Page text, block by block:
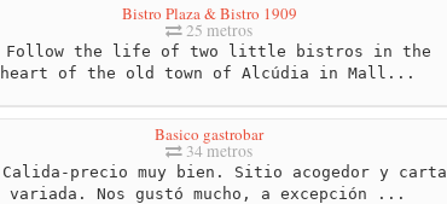
Bistro Plaza & Bistro 1909
25 metros
Follow the life of two little bistros in the
heart of the old town of Alcúdia in Mall...
Basico gastrobar
34 metros
Calida-precio muy bien. Sitio acogedor y carta
variada. Nos gustó mucho, a excepción ...